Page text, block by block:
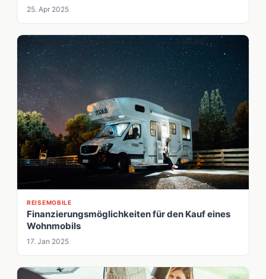
25. Apr 2025
REISEMOBILE
Finanzierungsmöglichkeiten für den Kauf eines
Wohnmobils
17. Jan 2025